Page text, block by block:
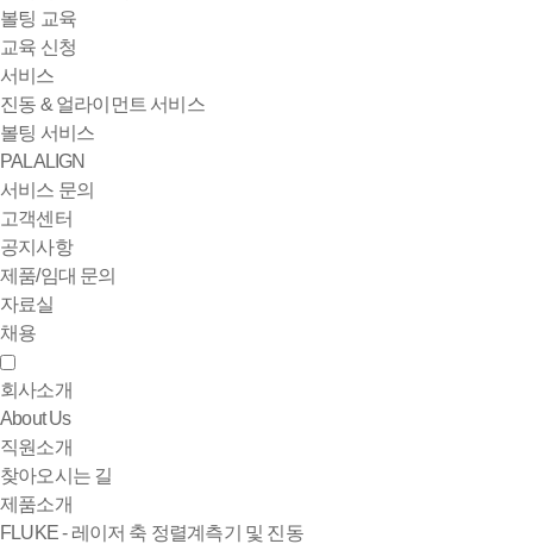
볼팅 교육
교육 신청
서비스
진동 & 얼라이먼트 서비스
볼팅 서비스
PALALIGN
서비스 문의
고객센터
공지사항
제품/임대 문의
자료실
채용
회사소개
About Us
직원소개
찾아오시는 길
제품소개
FLUKE - 레이저 축 정렬계측기 및 진동